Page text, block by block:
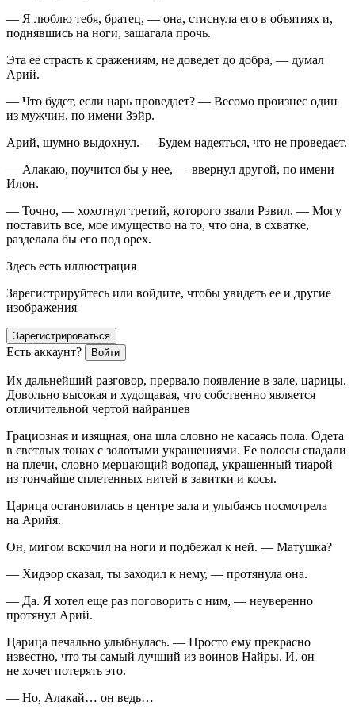
— Я люблю тебя, братец, — она, стиснула его в объятиях и,
поднявшись на ноги, зашагала прочь.
Эта ее страсть к сражениям, не доведет до добра, — думал
Арий.
— Что будет, если царь проведает? — Весомо произнес один
из мужчин, по имени Зэйр.
Арий, шумно выдохнул. — Будем надеяться, что не проведает.
— Алакаю, поучится бы у нее, — ввернул другой, по имени
Илон.
— Точно, — хохотнул третий, которого звали Рэвил. — Могу
поставить все, мое имущество на то, что она, в схватке,
разделала бы его под орех.
Здесь есть иллюстрация
Зарегистрируйтесь или войдите, чтобы увидеть ее и другие
изображения
Зарегистрироваться
Есть аккаунт? Войти
Их дальнейший разговор, прервало появление в зале, царицы.
Довольно высокая и худощавая, что собственно является
отличительной чертой найранцев
Грациозная и изящная, она шла словно не касаясь пола. Одета
в светлых тонах с золотыми украшениями. Ее волосы спадали
на плечи, словно мерцающий водопад, украшенный тиарой
из тончайше сплетенных нитей в завитки и косы.
Царица остановилась в центре зала и улыбаясь посмотрела
на Арийя.
Он, мигом вскочил на ноги и подбежал к ней. — Матушка?
— Хидэор сказал, ты заходил к нему, — протянула она.
— Да. Я хотел еще раз поговорить с ним, — неуверенно
протянул Арий.
Царица печально улыбнулась. — Просто ему прекрасно
известно, что ты самый лучший из воинов Найры. И, он
не хочет потерять это.
— Но, Алакай… он ведь…